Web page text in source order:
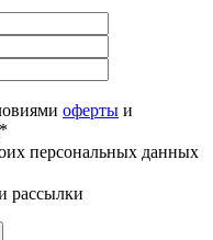
оферты и
*
персональных данных
рассылки